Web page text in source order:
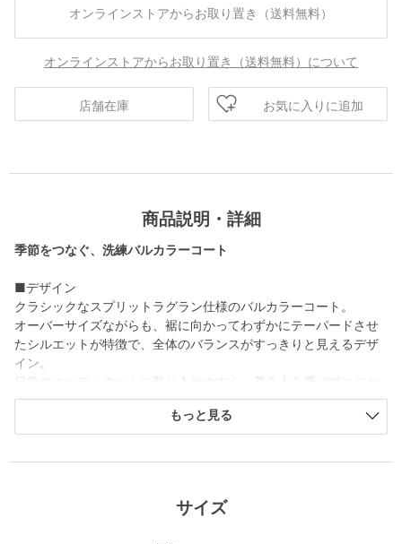
オンラインストアからお取り置き（送料無料）
オンラインストアからお取り置き（送料無料）について
店舗在庫 お気に入りに追加
商品説明・詳細
季節をつなぐ、洗練バルカラーコート
■デザイン
クラシックなスプリットラグラン仕様のバルカラーコート。
オーバーサイズながらも、裾に向かってわずかにテーパードさせ
たシルエットが特徴で、全体のバランスがすっきりと見えるデザ
イン。
ックスで着用いただける一枚です。
しっとりとした質感が特徴の高密度ウェザー素材を使用。
もっと見る
サイズ